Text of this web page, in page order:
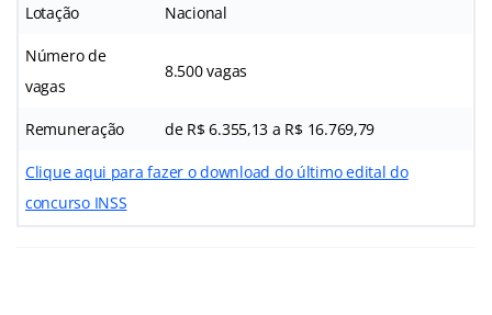
Lotação Nacional
Número de
vagas
8.500 vagas
Remuneração de R$ 6.355,13 a R$ 16.769,79
Clique aqui para fazer o download do último edital do
concurso INSS